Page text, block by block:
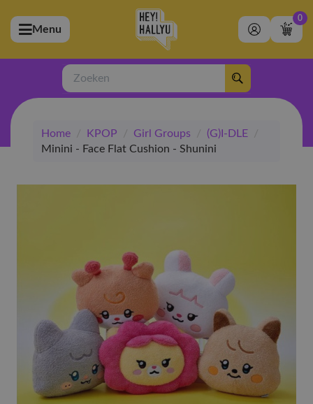
(Artiesten)
(Merchandise)
(Exclusive)
(Winkel)
Menu
0
Zoeken
Home / KPOP / Girl Groups / (G)I-DLE
/
Minini - Face Flat Cushion - Shunini